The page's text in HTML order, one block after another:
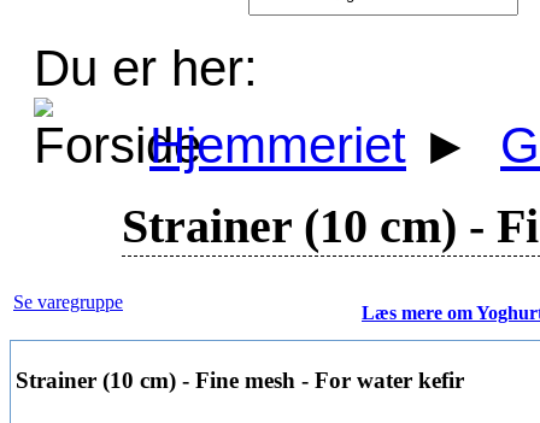
Du er her:
Hjemmeriet ►
Strainer (10 cm) -
Se varegruppe
Læs mere om
Strainer (10 cm) - Fine mesh - For water kefir